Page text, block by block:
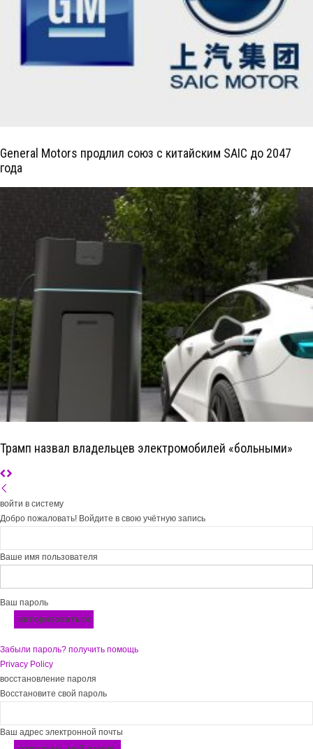
General Motors продлил союз с китайским SAIC до 2047
года
Трамп назвал владельцев электромобилей «больными»
войти в систему
Добро пожаловать! Войдите в свою учётную запись
Ваше имя пользователя
Ваш пароль
Забыли пароль? получить помощь
Privacy Policy
восстановление пароля
Восстановите свой пароль
Ваш адрес электронной почты